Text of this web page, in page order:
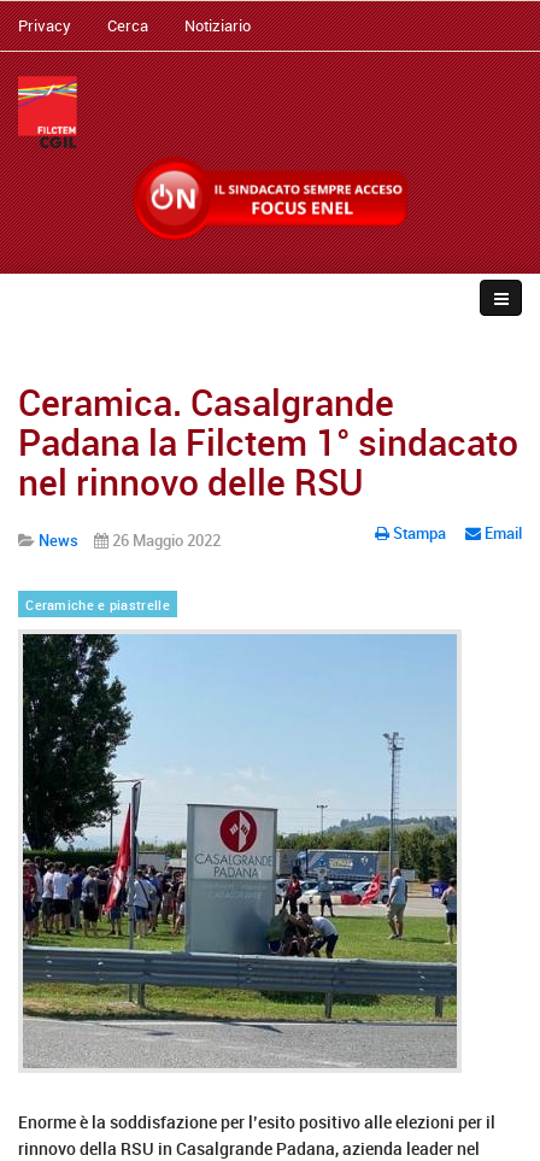
Privacy Cerca Notiziario
Ceramica. Casalgrande
Padana la Filctem 1° sindacato
nel rinnovo delle RSU
Stampa Email
News 26 Maggio 2022
Ceramiche e piastrelle
Enorme è la soddisfazione per l’esito positivo alle elezioni per il
rinnovo della RSU in Casalgrande Padana, azienda leader nel